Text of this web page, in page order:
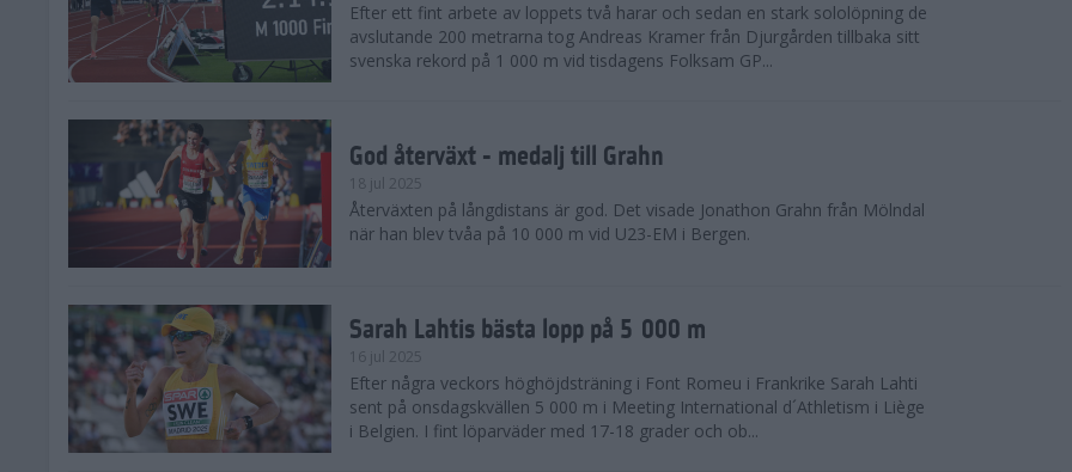
Efter ett fint arbete av loppets två harar och sedan en stark sololöpning de
avslutande 200 metrarna tog Andreas Kramer från Djurgården tillbaka sitt
svenska rekord på 1 000 m vid tisdagens Folksam GP...
God återväxt - medalj till Grahn
18 jul 2025
Återväxten på långdistans är god. Det visade Jonathon Grahn från Mölndal
när han blev tvåa på 10 000 m vid U23-EM i Bergen.
Sarah Lahtis bästa lopp på 5 000 m
16 jul 2025
Efter några veckors höghöjdsträning i Font Romeu i Frankrike Sarah Lahti
sent på onsdagskvällen 5 000 m i Meeting International d´Athletism i Liège
i Belgien. I fint löparväder med 17-18 grader och ob...